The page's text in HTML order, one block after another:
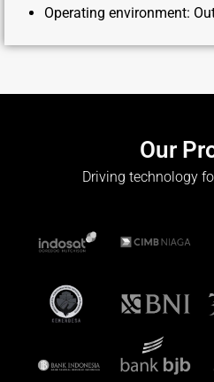
Operating environment:
Our
Driving technology